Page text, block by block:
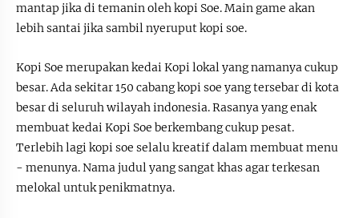
mantap jika di temanin oleh kopi Soe. Main game akan
lebih santai jika sambil nyeruput kopi soe.
Kopi Soe merupakan kedai Kopi lokal yang namanya cukup
besar. Ada sekitar 150 cabang kopi soe yang tersebar di kota
besar di seluruh wilayah indonesia. Rasanya yang enak
membuat kedai Kopi Soe berkembang cukup pesat.
Terlebih lagi kopi soe selalu kreatif dalam membuat menu
- menunya. Nama judul yang sangat khas agar terkesan
melokal untuk penikmatnya.